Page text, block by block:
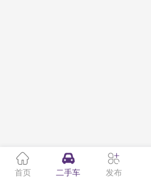
首页 二手车 发布